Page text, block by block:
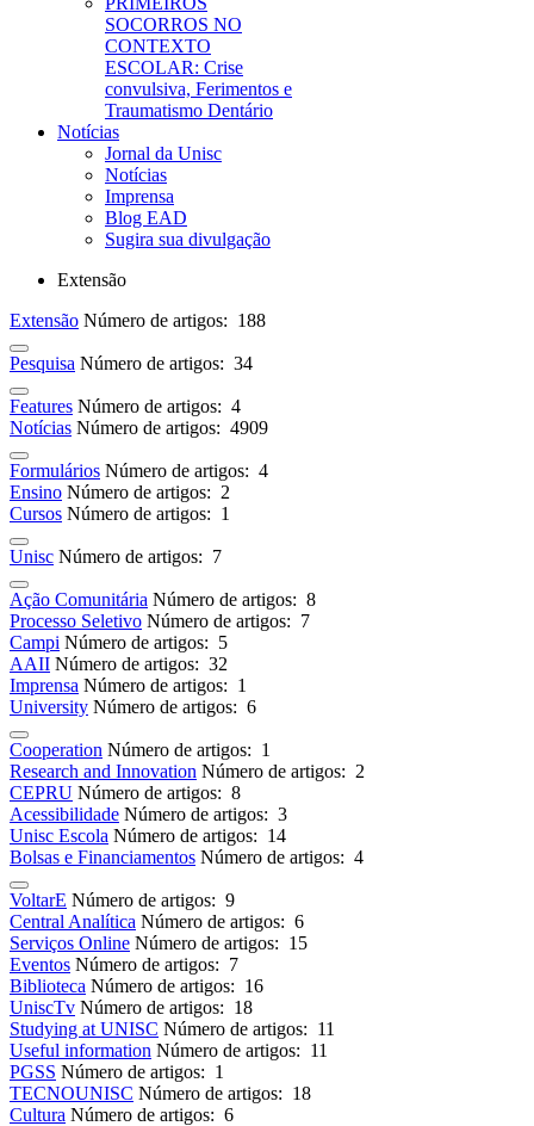
SOCORROS NO
CONTEXTO
ESCOLAR: Crise
convulsiva, Ferimentos e
Traumatismo Dentário
Notícias
Jornal da Unisc
Notícias
Imprensa
Blog EAD
Sugira sua divulgação
Extensão
Extensão Número de artigos: 188
Pesquisa Número de artigos: 34
Features Número de artigos: 4
Notícias Número de artigos: 4909
Formulários Número de artigos: 4
Ensino Número de artigos: 2
Cursos Número de artigos: 1
Unisc Número de artigos: 7
Ação Comunitária Número de artigos: 8
Processo Seletivo Número de artigos: 7
Campi Número de artigos: 5
AAII Número de artigos: 32
Imprensa Número de artigos: 1
University Número de artigos: 6
Cooperation Número de artigos: 1
Research and Innovation Número de artigos: 2
CEPRU Número de artigos: 8
Acessibilidade Número de artigos: 3
Unisc Escola Número de artigos: 14
Bolsas e Financiamentos Número de artigos: 4
VoltarE Número de artigos: 9
Central Analítica Número de artigos: 6
Serviços Online Número de artigos: 15
Eventos Número de artigos: 7
Biblioteca Número de artigos: 16
UniscTv Número de artigos: 18
Studying at UNISC Número de artigos: 11
Useful information Número de artigos: 11
PGSS Número de artigos: 1
TECNOUNISC Número de artigos: 18
Cultura Número de artigos: 6